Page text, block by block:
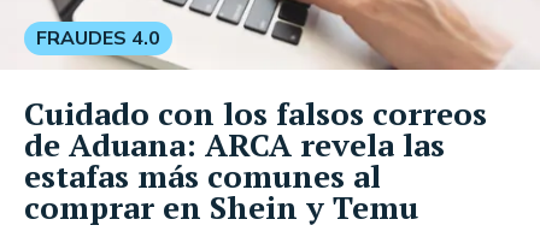
FRAUDES 4.0
Cuidado con los falsos correos
de Aduana: ARCA revela las
estafas más comunes al
comprar en Shein y Temu